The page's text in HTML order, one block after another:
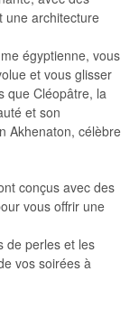
une architecture
égyptienne, vous
et vous glisser
que Cléopâtre, la
et son
Akhenaton, célèbre
conçus avec des
vous offrir une
de perles et les
vos soirées à